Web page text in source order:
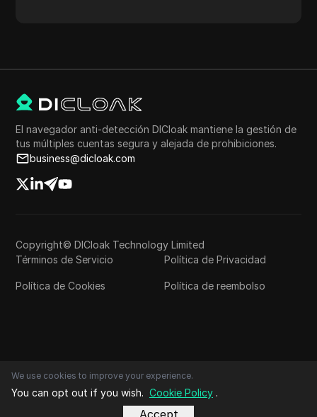
geolocalización, verificaciones de privacidad y más.
desarrollo: ¡genera direcciones IP ahora!
El navegador anti-detección DICloak mantiene la gestión de
tus múltiples cuentas segura y alejada de prohibiciones.
business@dicloak.com
Copyright© DICloak Technology Limited
Términos de Servicio
Política de Privacidad
Política de Cookies Política de reembolso
We use cookies to improve your experience.
You can opt out if you wish. Cookie Policy .
Accept